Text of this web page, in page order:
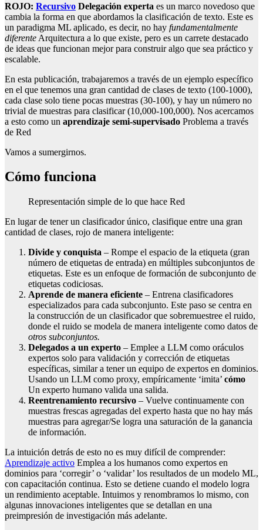
ROJO: Recursivo Delegación experta es un marco novedoso que
cambia la forma en que abordamos la clasificación de texto. Este es
un paradigma ML aplicado, es decir, no hay fundamentalmente
diferente Arquitectura a lo que existe, pero es un carrete destacado
de ideas que funcionan mejor para construir algo que sea práctico y
escalable.
En esta publicación, trabajaremos a través de un ejemplo específico
en el que tenemos una gran cantidad de clases de texto (100-1000),
cada clase solo tiene pocas muestras (30-100), y hay un número no
trivial de muestras para clasificar (10,000-100,000). Nos acercamos
a esto como un aprendizaje semi-supervisado Problema a través
de Red
Vamos a sumergirnos.
Cómo funciona
Representación simple de lo que hace Red
En lugar de tener un clasificador único, clasifique entre una gran
cantidad de clases, rojo de manera inteligente:
Divide y conquista – Rompe el espacio de la etiqueta (gran
número de etiquetas de entrada) en múltiples subconjuntos de
etiquetas. Este es un enfoque de formación de subconjunto de
etiquetas codiciosas.
Aprende de manera eficiente – Entrena clasificadores
especializados para cada subconjunto. Este paso se centra en
la construcción de un clasificador que sobremuestree el ruido,
donde el ruido se modela de manera inteligente como datos de
otros subconjuntos.
Delegados a un experto – Emplee a LLM como oráculos
expertos solo para validación y corrección de etiquetas
específicas, similar a tener un equipo de expertos en dominios.
Usando un LLM como proxy, empíricamente ‘imita’ cómo
Un experto humano valida una salida.
Reentrenamiento recursivo – Vuelve continuamente con
muestras frescas agregadas del experto hasta que no hay más
muestras para agregar/Se logra una saturación de la ganancia
de información.
La intuición detrás de esto no es muy difícil de comprender:
Aprendizaje activo Emplea a los humanos como expertos en
dominios para ‘corregir’ o ‘validar’ los resultados de un modelo ML,
con capacitación continua. Esto se detiene cuando el modelo logra
un rendimiento aceptable. Intuimos y renombramos lo mismo, con
algunas innovaciones inteligentes que se detallan en una
preimpresión de investigación más adelante.